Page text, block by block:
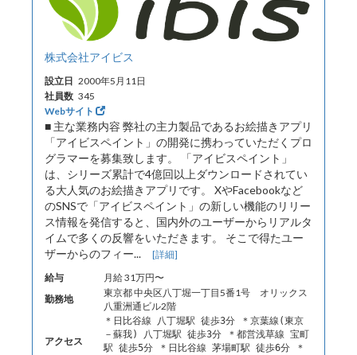
株式会社アイビス
設立日 2000年5月11日
社員数 345
Webサイト
■ 主な業務内容 弊社の主力製品であるお絵描きアプリ
「アイビスペイント」の開発に携わっていただくプロ
グラマーを募集致します。 「アイビスペイント」
は、シリーズ累計で4億回以上ダウンロードされてい
る大人気のお絵描きアプリです。 XやFacebookなど
のSNSで「アイビスペイント」の新しい機能のリリー
ス情報を発信すると、国内外のユーザーからリアルタ
イムで多くの反響をいただきます。 そこで得たユー
ザーからのフィー... [詳細]
給与
月給 31万円〜
勤務地
東京都 中央区八丁堀一丁目5番1号 オリックス
八重洲通ビル2階
アクセス
＊日比谷線 八丁堀駅 徒歩3分 ＊京葉線(東京
－蘇我) 八丁堀駅 徒歩3分 ＊都営浅草線 宝町
駅 徒歩5分 ＊日比谷線 茅場町駅 徒歩6分 ＊